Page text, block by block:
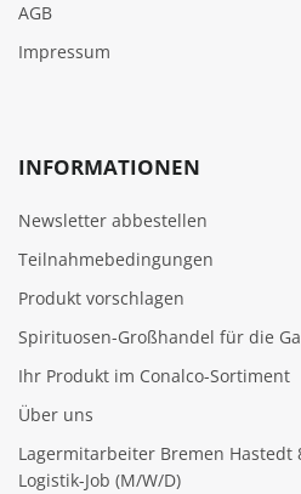
AGB
Impressum
INFORMATIONEN
Newsletter abbestellen
Teilnahmebedingungen
Produkt vorschlagen
Spirituosen-Großhandel für die
Ihr Produkt im Conalco-Sortiment
Über uns
Lagermitarbeiter Bremen Hastedt
Logistik-Job (M/W/D)